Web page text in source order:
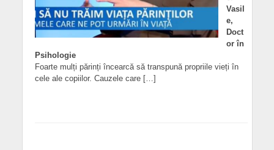
Vasil
e,
Doct
or în
Psihologie
Foarte mulți părinți încearcă să transpună propriile vieți în
cele ale copiilor. Cauzele care […]